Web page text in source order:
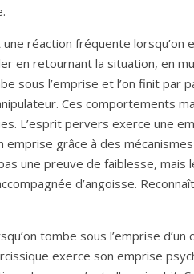
une réaction fréquente lorsqu’on
en retournant la situation, en
sous l’emprise et l’on finit par
Ces comportements
L’esprit pervers exerce une
emprise grâce à des
une preuve de faiblesse, mais
d’angoisse.
tombe sous l’emprise
exerce son emprise